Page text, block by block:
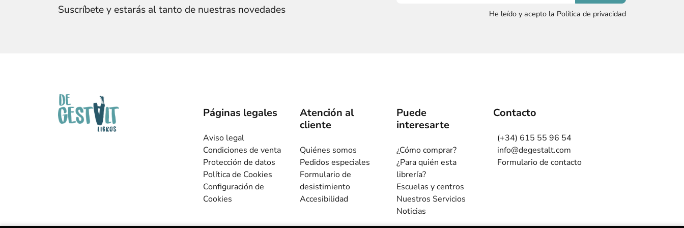
Suscríbete y estarás al tanto de nuestras novedades He leído y acepto la Política de privacidad
Páginas legales
Aviso legal
Condiciones de venta
Protección de datos
Política de Cookies
Configuración de
Cookies
Atención al
cliente
Quiénes somos
Pedidos especiales
Formulario de
desistimiento
Accesibilidad
Puede
interesarte
¿Cómo comprar?
¿Para quién esta
librería?
Escuelas y centros
Nuestros Servicios
Noticias
Contacto
(+34) 615 55 96 54
info@degestalt.com
Formulario de contacto